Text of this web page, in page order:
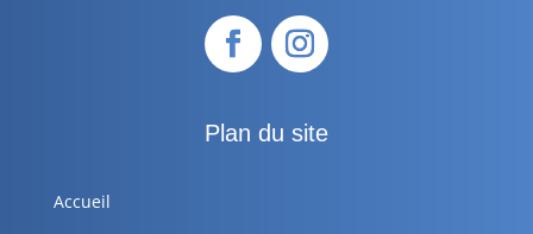
Plan du site
Accueil